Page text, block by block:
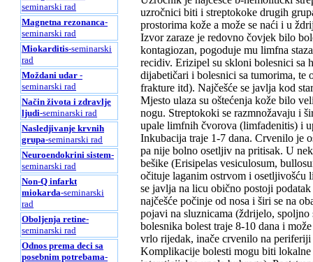
seminarski rad
Magnetna rezonanca-
seminarski rad
Miokarditis-seminarski
rad
Moždani udar -
seminarski rad
Način života i zdravlje
ljudi-seminarski rad
Nasledjivanje krvnih
grupa-seminarski rad
Neuroendokrini sistem-
seminarski rad
Non-Q infarkt
miokarda-seminarski
rad
Oboljenja retine-
seminarski rad
Odnos prema deci sa
posebnim potrebama-
uzročnici biti i streptokoke drugih
prostorima kože a može se naći i u
Izvor zaraze je redovno čovjek bilo
kontagiozan, pogoduje mu limfna
recidiv. Erizipel su skloni bolesnici sa
dijabetičari i bolesnici sa tumorima, te
frakture itd). Najčešće se javlja kod
Mjesto ulaza su oštećenja kože bilo
nogu. Streptokoki se razmnožavaju i
upale limfnih čvorova (limfadenitis) i
Inkubacija traje 1-7 dana. Crvenilo je
pa nije bolno osetljiv na pritisak. U
bešike (Erisipelas vesiculosum,
očituje laganim ostrvom i osetljivošću
se javlja na licu obično postoji
najčešće počinje od nosa i širi se na
pojavi na sluznicama (ždrijelo,
bolesnika bolest traje 8-10 dana i
vrlo rijedak, inače crvenilo na
Komplikacije bolesti mogu biti